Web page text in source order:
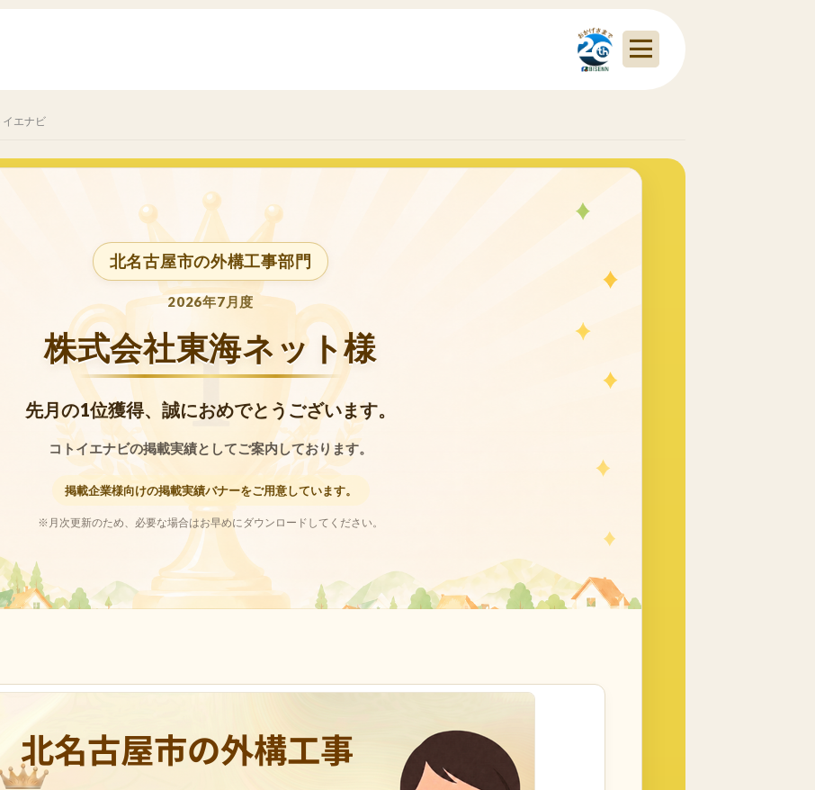
イエナビ
北名古屋市の外構工事部門
2026年7月度
株式会社東海ネット様
先月の1位獲得、誠におめでとうございます。
コトイエナビの掲載実績としてご案内しております。
掲載企業様向けの掲載実績バナーをご用意しています。
※月次更新のため、必要な場合はお早めにダウンロードしてください。